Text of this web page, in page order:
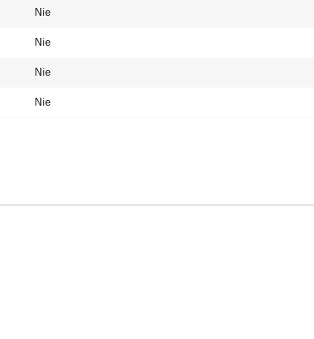
Nie
Nie
Nie
Nie